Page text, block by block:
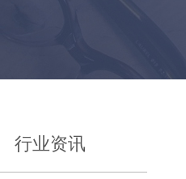
行业资讯